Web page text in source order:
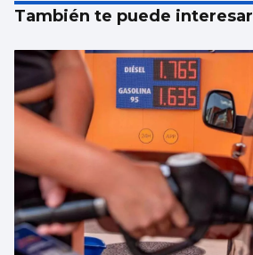
También te puede interesar